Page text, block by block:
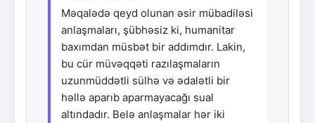
Məqalədə qeyd olunan əsir mübadiləsi
anlaşmaları, şübhəsiz ki, humanitar
baxımdan müsbət bir addımdır. Lakin,
bu cür müvəqqəti razılaşmaların
uzunmüddətli sülhə və ədalətli bir
həllə aparıb aparmayacağı sual
altındadır. Belə anlaşmalar hər iki